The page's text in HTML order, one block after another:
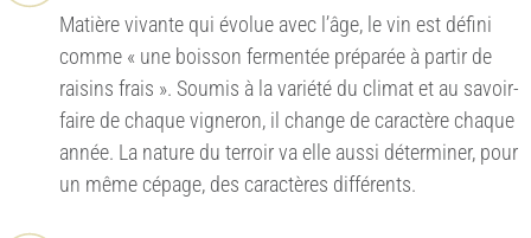
Matière vivante qui évolue avec l’âge, le vin est défini
comme « une boisson fermentée préparée à partir de
raisins frais ». Soumis à la variété du climat et au savoir-
faire de chaque vigneron, il change de caractère chaque
année. La nature du terroir va elle aussi déterminer, pour
un même cépage, des caractères différents.